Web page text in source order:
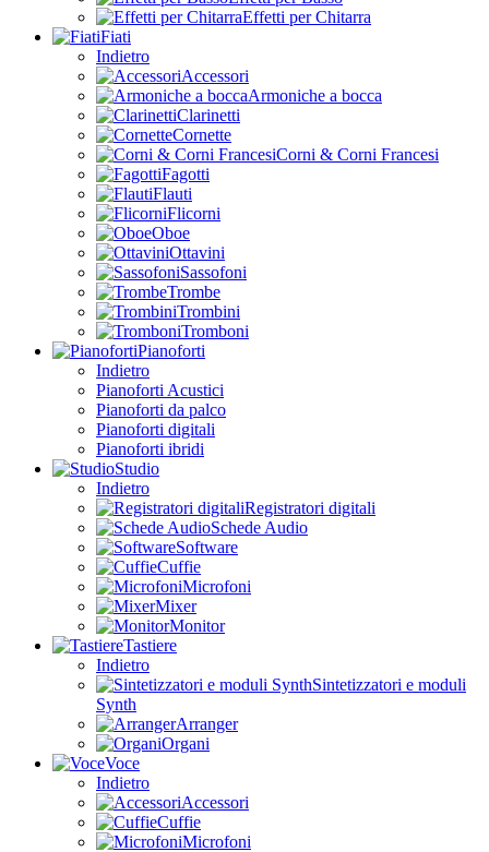
Effetti per Chitarra
Fiati
Indietro
Accessori
Armoniche a bocca
Clarinetti
Cornette
Corni & Corni Francesi
Fagotti
Flauti
Flicorni
Oboe
Ottavini
Sassofoni
Trombe
Trombini
Tromboni
Pianoforti
Indietro
Pianoforti Acustici
Pianoforti da palco
Pianoforti digitali
Pianoforti ibridi
Studio
Indietro
Registratori digitali
Schede Audio
Software
Cuffie
Microfoni
Mixer
Monitor
Tastiere
Indietro
Sintetizzatori e moduli
Synth
Arranger
Organi
Voce
Indietro
Accessori
Cuffie
Microfoni